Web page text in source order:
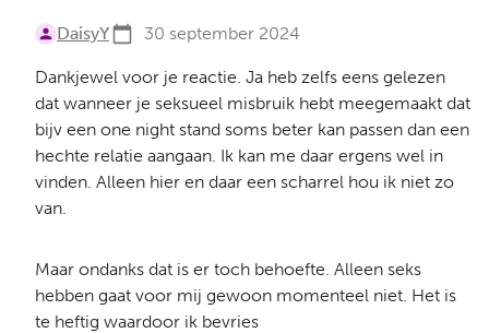
DaisyY 30 september 2024
Dankjewel voor je reactie. Ja heb zelfs eens gelezen
dat wanneer je seksueel misbruik hebt meegemaakt dat
bijv een one night stand soms beter kan passen dan een
hechte relatie aangaan. Ik kan me daar ergens wel in
vinden. Alleen hier en daar een scharrel hou ik niet zo
van.
Maar ondanks dat is er toch behoefte. Alleen seks
hebben gaat voor mij gewoon momenteel niet. Het is
te heftig waardoor ik bevries